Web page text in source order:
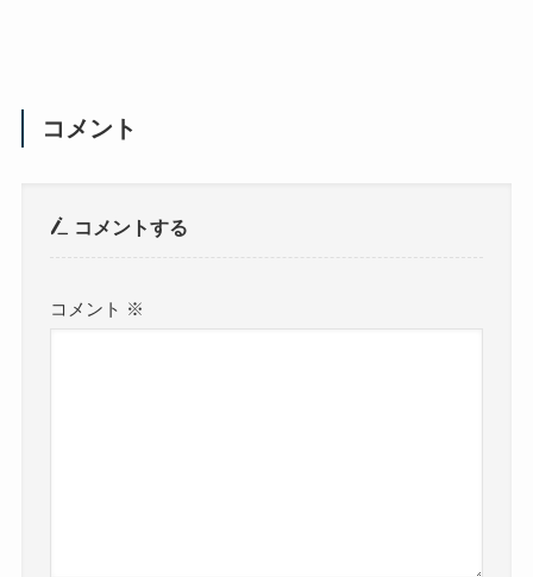
コメント
コメントする
コメント ※